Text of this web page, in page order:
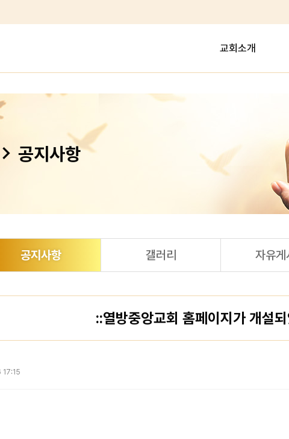
교회소개
chevron_right 공지사항
공지사항 갤러리 자유게
::열방중앙교회 홈페이지가 개설